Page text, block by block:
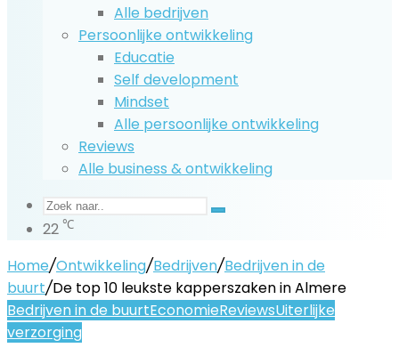
Alle bedrijven
Persoonlijke ontwikkeling
Educatie
Self development
Mindset
Alle persoonlijke ontwikkeling
Reviews
Alle business & ontwikkeling
Zoek
22 ℃
Home/Ontwikkeling/Bedrijven/Bedrijven in de
buurt/De top 10 leukste kapperszaken in Almere
Bedrijven in de buurtEconomieReviewsUiterlijke
verzorging